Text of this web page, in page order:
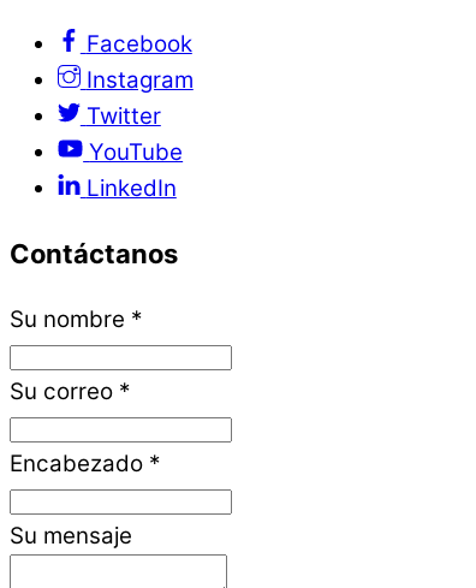
Facebook
Instagram
Twitter
YouTube
LinkedIn
Contáctanos
Su nombre *
Su correo *
Encabezado *
Su mensaje